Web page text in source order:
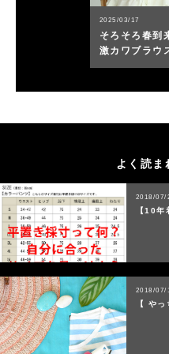
よく読ま
2018/07/
【10
2018/07/
【 や
2025/03/17
そろそろ春到
激カワブラウ